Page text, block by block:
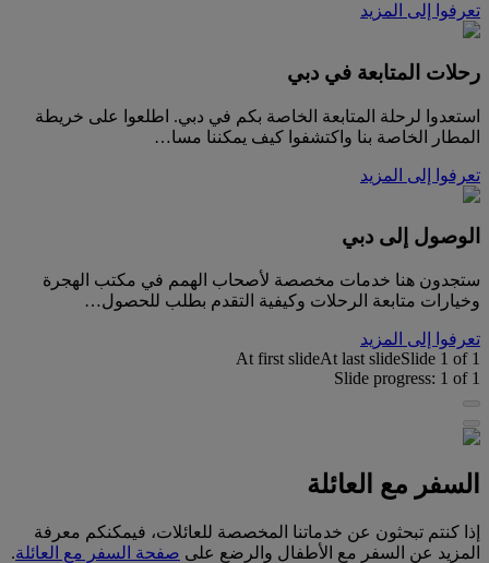
تعرفوا إلى المزيد
رحلات المتابعة في دبي
استعدوا لرحلة المتابعة الخاصة بكم في دبي. اطلعوا على خريطة
المطار الخاصة بنا واكتشفوا كيف يمكننا مسا…
تعرفوا إلى المزيد
الوصول إلى دبي
ستجدون هنا خدمات مخصصة لأصحاب الهمم في مكتب الهجرة
وخيارات متابعة الرحلات وكيفية التقدم بطلب للحصول…
تعرفوا إلى المزيد
At first slideAt last slideSlide 1 of 1
Slide progress: 1 of 1
السفر مع العائلة
إذا كنتم تبحثون عن خدماتنا المخصصة للعائلات، فيمكنكم معرفة
المزيد عن السفر مع الأطفال والرضع على صفحة السفر مع العائلة.